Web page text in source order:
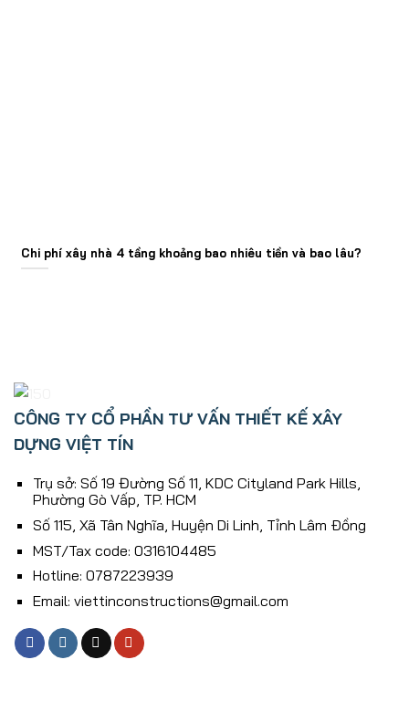
Chi phí xây nhà 4 tầng khoảng bao nhiêu tiền và bao lâu?
CÔNG TY CỔ PHẦN TƯ VẤN THIẾT KẾ XÂY
DỰNG VIỆT TÍN
Trụ sở: Số 19 Đường Số 11, KDC Cityland Park Hills,
Phường Gò Vấp, TP. HCM
Số 115, Xã Tân Nghĩa, Huyện Di Linh, Tỉnh Lâm Ðồng
MST/Tax code: 0316104485
Hotline: 0787223939
Email: viettinconstructions@gmail.com